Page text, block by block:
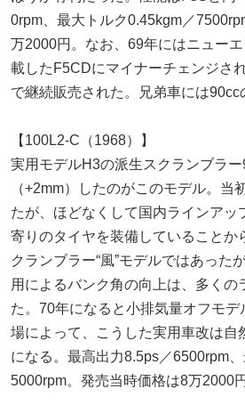
0rpm、最大トルク0.45kgm／
万2000円。なお、69年にはニュー
載したF5CDにマイナーチェンジさ
で継続販売された。兄弟車には90cc
【100L2-C（1968）】
実用モデルH3の派生スクランブラ
（+2mm）したのがこのモデル。当
たが、ほどなくして国内ラインアッ
寄りのタイヤを装備していることか
クランブラー“風”モデルではあった
用によるバンク角の向上は、多くの
た。70年になると小排気量オフモ
場によって、こうした実用車改は自
になる。最高出力8.5ps／6500rpm
5000rpm。発売当時価格は8万2000円